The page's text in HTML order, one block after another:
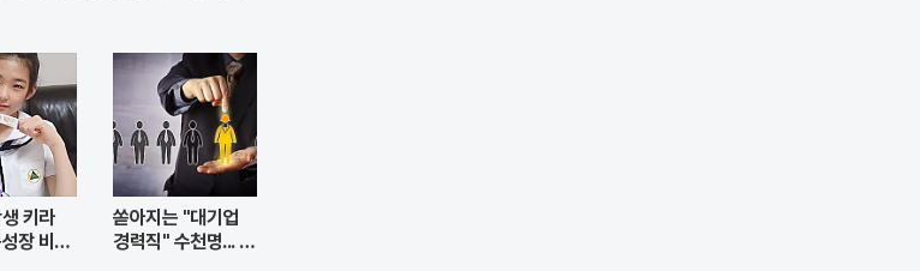
키라
장 비결,
쏟아지는 "대기업
경력직" 수천명... 중